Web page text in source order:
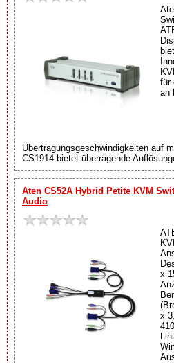
für
an
Übertragungsgeschwindigkeiten auf
CS1914 bietet überragende
Aten CS52A Hybrid Petite KVM
Audio
x
x